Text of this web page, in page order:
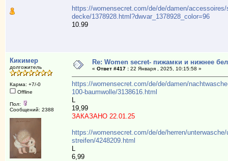
https://womensecret.com/de/de/damen/
decke/1378928.html?dwvar_1378928_color=96
10.99
Кикимер
долгожитель
Карма: +7/-0
Offline
Пол:
Сообщений: 2388
Re: Women secret- пижамки и нижнее
« Ответ #417 :22 Января , 2025, 10:15:58 »
https://womensecret.com/de/de/damen/
100-baumwolle/3138616.html
L
19,99
ЗАКАЗАНО 22.01.25
https://womensecret.com/de/de/herren/
streifen/4248209.html
L
6,99